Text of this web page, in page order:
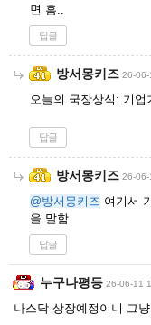
면 흠..
답글
방서몽키즈 26-
오늘의 국장상식: 기
답글
방서몽키즈 26-
@방서몽키즈 여기서
을 말함
답글
누구나평등 26-06-11
나스닥 상장예정이니 그